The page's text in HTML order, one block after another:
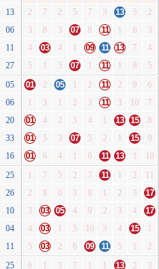
13 2 7 2 5 7 3 13 5
2
06 3 8 3 07 8 11 1 6
3
11 4 03 4 1 09 11 13 7
4
27 5 1 5 07 1 11 1 8
5
05 01 2 05 1 2 11 2 9
6
06 1 3 1 2 3 11 3 10
7
20 01 4 2 3 4 1 13 15
8
33 01 5 3 07 5 2 1 15
9
16 01 6 4 1 6 11 13 1
10
25 1 7 5 2 7 11 1 2
11
26 2 8 6 3 8 1 2 3
17
10 3 03 05 4 9 2 3 4
17
04 4 03 1 5 10 3 4 15
1
11 5 03 2 6 09 11 5 1
2
25 6 1 3 7 1 1 13 2
3